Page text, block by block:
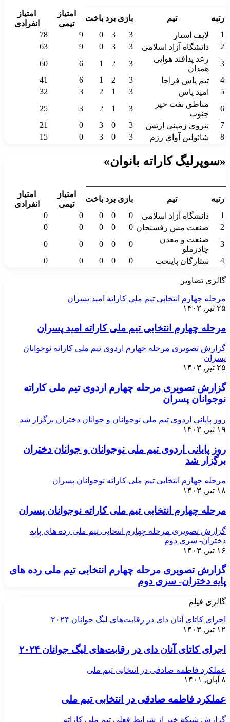
رتبه
تیم بازی برد باخت
امتیاز
تیمی
امتیاز
انفرادی
1
لایف استار 3
3
0
9
78
2
دانشگاه آزاد اسلامی 3
3
0
9
63
3
رعد پدافند هوایی
همدان
3
2
1
6
60
4
تیم پاس فراجا 3
2
1
6
41
5
امید پاس 3
1
2
3
32
6
مناطق نفت خیز
جنوب
3
1
2
3
25
7
نیروی زمینی ارتش 3
0
3
0
21
8
شائولین آوای رزم 3
0
3
0
15
«سوپرلیگ کاراته بانوان»
رتبه
تیم بازی برد باخت
امتیاز
تیمی
امتیاز
انفرادی
1
دانشگاه آزاد اسلامی 0
0
0
0
0
2
صنعت مس رفسنجان 0
0
0
0
0
3
صنعت و معدن
چادرملو
0
0
0
0
0
4
ستارگان پایتخت 0
0
0
0
0
گالری تصاویر
مرحله چهارم انتخابی تیم ملی کاراته امید پسران
۲۵ تیر, ۱۴۰۳
مرحله چهارم انتخابی تیم ملی کاراته امید پسران
گزارش تصویری مرحله چهارم اردوی تیم ملی کاراته نوجوانان
پسران
۲۵ تیر, ۱۴۰۳
گزارش تصویری مرحله چهارم اردوی تیم ملی کاراته
نوجوانان پسران
روز پایانی اردوی تیم ملی نوجوانان و جوانان دختران برگزار شد
۱۹ تیر, ۱۴۰۳
روز پایانی اردوی تیم ملی نوجوانان و جوانان دختران
برگزار شد
مرحله چهارم انتخابی تیم ملی کاراته نوجوانان پسران
۱۸ تیر, ۱۴۰۳
مرحله چهارم انتخابی تیم ملی کاراته نوجوانان پسران
گزارش تصویری مرحله چهارم انتخابی تیم ملی رده های پایه
دختران- سری دوم
۱۶ تیر, ۱۴۰۳
گزارش تصویری مرحله چهارم انتخابی تیم ملی رده های
پایه دختران- سری دوم
گالری فیلم
اجرای کاتای آنان دای در رقابت‌های لیگ جوانان ۲۰۲۴
۱۲ تیر, ۱۴۰۳
اجرای کاتای آنان دای در رقابت‌های لیگ جوانان ۲۰۲۴
عملکرد فاطمه صادقی در انتخابی تیم ملی
۸ آبان, ۱۴۰۱
عملکرد فاطمه صادقی در انتخابی تیم ملی
گزارش شبکه خبر از شرایط فعلی تیم ملی کاراته